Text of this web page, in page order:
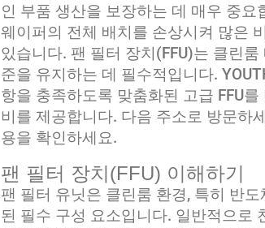
인 부품 생산을 보장하는 데 매우 중
웨이퍼의 전체 배치를 손상시켜 많은
있습니다. 팬 필터 장치(FFU)는 클린
준을 유지하는 데 필수적입니다.
항을 충족하도록 맞춤화된 고급 FFU
비를 제공합니다. 다음 주소로 방문하
용을 확인하세요.
팬 필터 장치(FFU) 이해하기
팬 필터 유닛은 클린룸 환경, 특히 반
된 필수 구성 요소입니다. 일반적으로